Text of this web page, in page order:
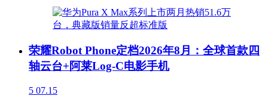
荣耀Robot Phone定档2026年8月：全球首款四
轴云台+阿莱Log-C电影手机
5 07.15